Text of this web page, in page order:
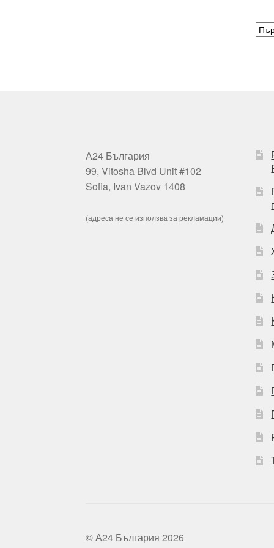
А24 България
99, Vitosha Blvd Unit #102
Sofia, Ivan Vazov 1408
(адреса не се използва за рекламации)
© А24 България 2026